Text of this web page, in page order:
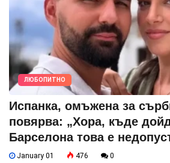
ЛЮБОПИТНО
Испанка, омъжена за
повярва: „Хора, къде
Барселона това е
January 01 476 0